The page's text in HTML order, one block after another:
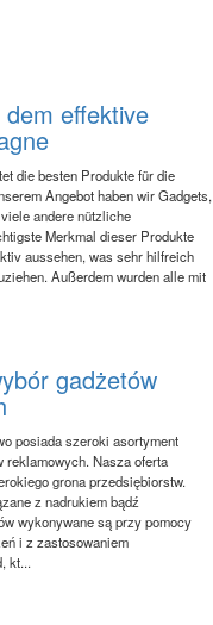
effektive
die besten Produkte für die
Angebot haben wir Gadgets,
andere nützliche
Merkmal dieser Produkte
aussehen, was sehr hilfreich
Außerdem wurden alle mit
gadżetów
posiada szeroki asortyment
reklamowych. Nasza oferta
grona przedsiębiorstw.
z nadrukiem bądź
wykonywane są przy pomocy
i z zastosowaniem
kt...